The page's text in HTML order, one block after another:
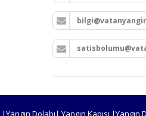
Dolabı| Yangın Kapısı